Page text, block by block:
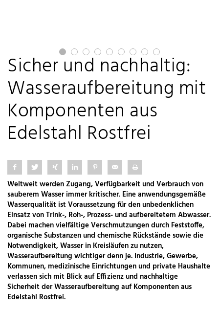
Sicher und nachhaltig:
Wasseraufbereitung mit
Komponenten aus
Edelstahl Rostfrei
Weltweit werden Zugang, Verfügbarkeit und Verbrauch von
sauberem Wasser immer kritischer. Eine anwendungsgemäße
Wasserqualität ist Voraussetzung für den unbedenklichen
Einsatz von Trink-, Roh-, Prozess- und aufbereitetem Abwasser.
Dabei machen vielfältige Verschmutzungen durch Feststoffe,
organische Substanzen und chemische Rückstände sowie die
Notwendigkeit, Wasser in Kreisläufen zu nutzen,
Wasseraufbereitung wichtiger denn je. Industrie, Gewerbe,
Kommunen, medizinische Einrichtungen und private Haushalte
verlassen sich mit Blick auf Effizienz und nachhaltige
Sicherheit der Wasseraufbereitung auf Komponenten aus
Edelstahl Rostfrei.